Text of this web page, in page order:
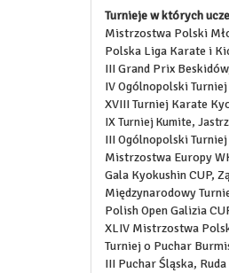
Turnieje w których
Mistrzostwa Polski
Polska Liga Karate i
III Grand Prix
IV Ogólnopolski
XVIII Turniej Karate
IX Turniej Kumite,
III Ogólnopolski
Mistrzostwa Europy
Gala Kyokushin CUP,
Międzynarodowy
Polish Open Galizia
XLIV Mistrzostwa
Turniej o Puchar
III Puchar Śląska,